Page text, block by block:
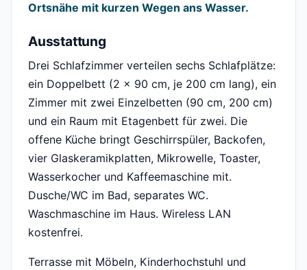
Ortsnähe mit kurzen Wegen ans Wasser.
Ausstattung
Drei Schlafzimmer verteilen sechs Schlafplätze:
ein Doppelbett (2 x 90 cm, je 200 cm lang), ein
Zimmer mit zwei Einzelbetten (90 cm, 200 cm)
und ein Raum mit Etagenbett für zwei. Die
offene Küche bringt Geschirrspüler, Backofen,
vier Glaskeramikplatten, Mikrowelle, Toaster,
Wasserkocher und Kaffeemaschine mit.
Dusche/WC im Bad, separates WC.
Waschmaschine im Haus. Wireless LAN
kostenfrei.
Terrasse mit Möbeln, Kinderhochstuhl und